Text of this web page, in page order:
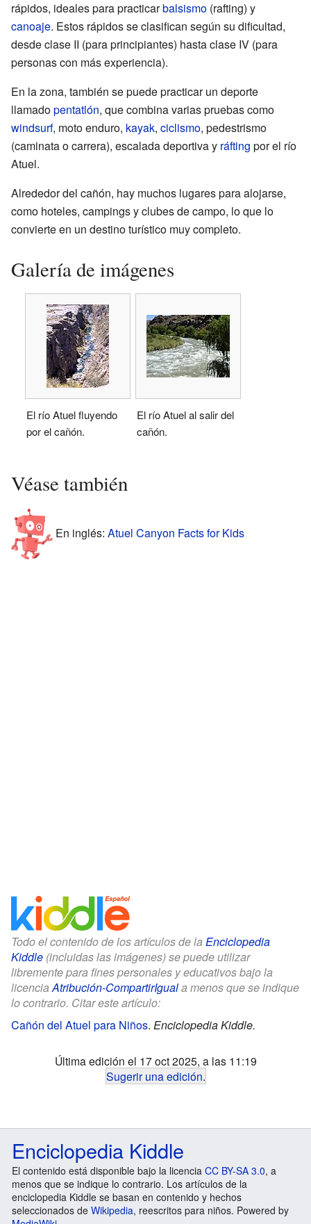
rápidos, ideales para practicarbalsismo (rafting) y
canoaje. Estos rápidos se clasifican según su dificultad,
desde clase II (para principiantes) hasta clase IV (para
personas con más experiencia).
En la zona, también se puede practicar un deporte
llamadopentatlón, que combina varias pruebas como
windsurf, moto enduro, kayak, ciclismo, pedestrismo
(caminata o carrera), escalada deportiva y ráfting por el río
Atuel.
Alrededor del cañón, hay muchos lugares para alojarse,
como hoteles, campings y clubes de campo, lo que lo
convierte en un destino turístico muy completo.
Galería de imágenes
El río Atuel fluyendo
por el cañón.
El río Atuel al salir del
cañón.
Véase también
En inglés: Atuel Canyon Facts for Kids
Todo el contenido de los artículos de la Enciclopedia
Kiddle (incluidas las imágenes) se puede utilizar
libremente para fines personales y educativos bajo la
licenciaAtribución-CompartirIguala menos que se indique
lo contrario. Citar este artículo:
Cañón del Atuel para Niños. Enciclopedia Kiddle.
Última edición el 17 oct 2025, a las 11:19
Sugerir una edición.
Enciclopedia Kiddle
El contenido está disponible bajo la licencia CC BY-SA 3.0, a
menos que se indique lo contrario. Los artículos de la
enciclopedia Kiddle se basan en contenido y hechos
seleccionados de Wikipedia, reescritos para niños. Powered by